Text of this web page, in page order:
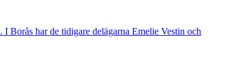
Borås har de tidigare delägarna Emelie Vestin och